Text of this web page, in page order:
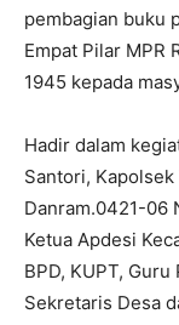
pembagian buku
Empat Pilar MPR
1945 kepada
Hadir dalam
Santori,
Danram.0421-06
Ketua Apdesi
BPD, KUPT,
Sekretaris Desa